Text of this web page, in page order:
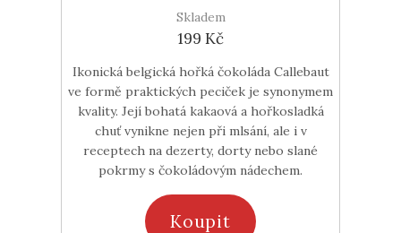
Skladem
199 Kč
Ikonická belgická hořká čokoláda Callebaut
ve formě praktických peciček je synonymem
kvality. Její bohatá kakaová a hořkosladká
chuť vynikne nejen při mlsání, ale i v
receptech na dezerty, dorty nebo slané
pokrmy s čokoládovým nádechem.
Koupit